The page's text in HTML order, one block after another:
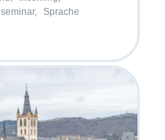
Sprache